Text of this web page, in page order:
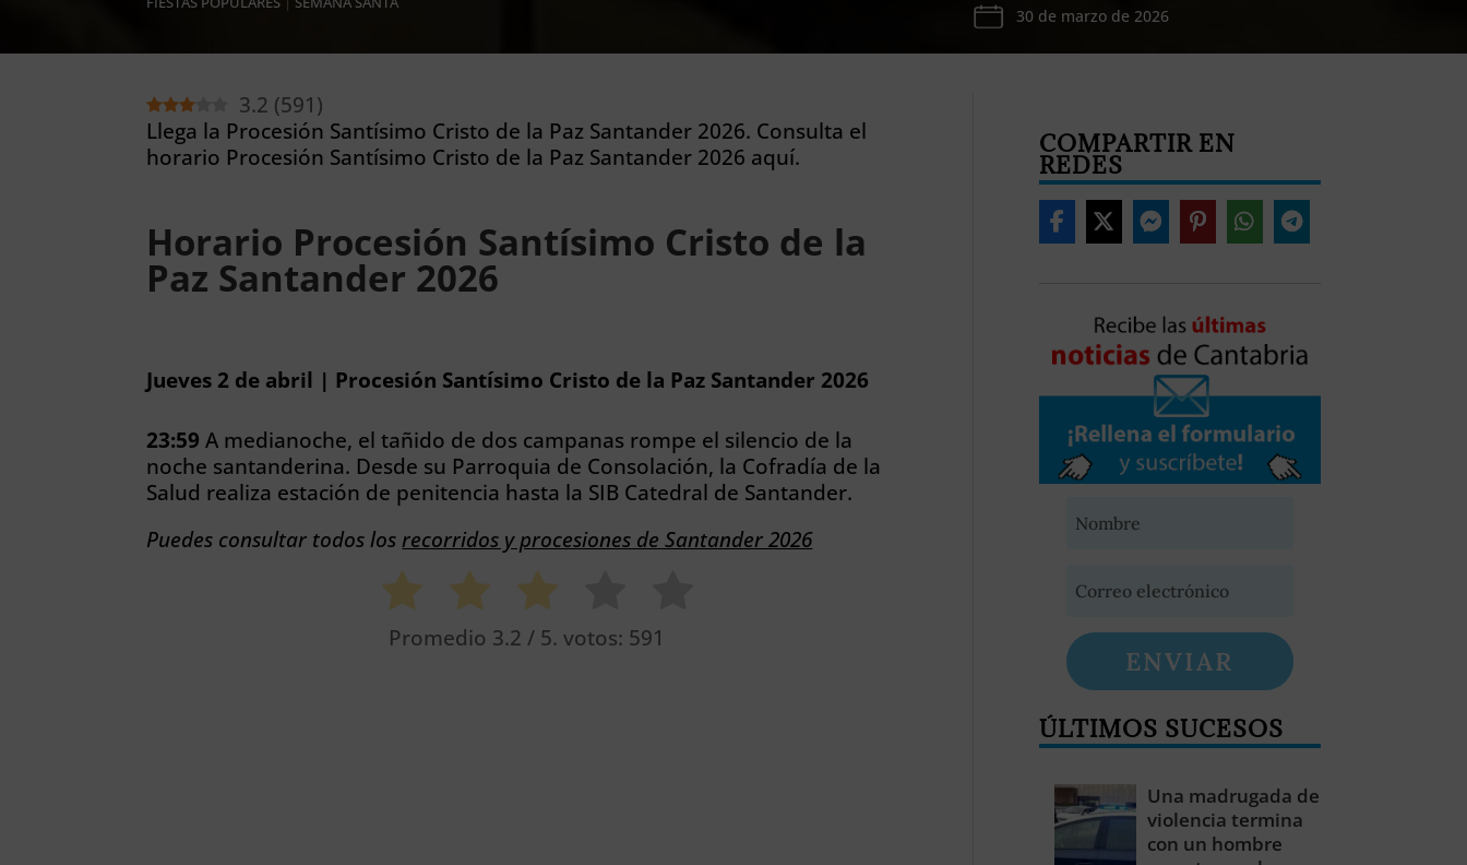
30 de marzo de 2026
3.2 (591)
Llega la Procesión Santísimo Cristo de la Paz Santander 2026. Consulta el
horario Procesión Santísimo Cristo de la Paz Santander 2026 aquí.
Horario Procesión Santísimo Cristo de la
Paz Santander 2026
Jueves 2 de abril | Procesión Santísimo Cristo de la Paz Santander 2026
23:59 A medianoche, el tañido de dos campanas rompe el silencio de la
noche santanderina. Desde su Parroquia de Consolación, la Cofradía de la
Salud realiza estación de penitencia hasta la SIB Catedral de Santander.
Puedes consultar todos losrecorridos y procesiones de Santander 2026
Promedio 3.2 / 5. votos: 591
COMPARTIR EN
REDES
ENVIAR
ÚLTIMOS SUCESOS
Una madrugada de
violencia termina
con un hombre